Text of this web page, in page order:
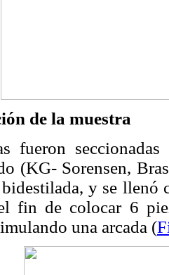
de la muestra
fueron
(KG- Sorensen,
y se
fin de colocar 6
una arcada (